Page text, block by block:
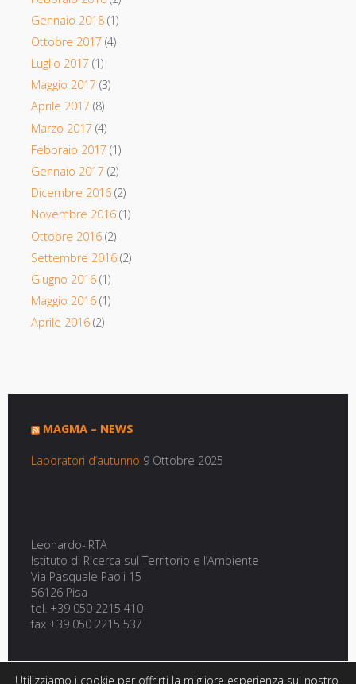
Gennaio 2018(1)
Ottobre 2017 (4)
Luglio 2017 (1)
Maggio 2017 (3)
Aprile 2017 (8)
Marzo 2017 (4)
Febbraio 2017 (1)
Gennaio 2017 (2)
Dicembre 2016(2)
Novembre 2016(1)
Ottobre 2016(2)
Settembre 2016(2)
Giugno 2016(1)
Maggio 2016(1)
Aprile 2016(2)
MAGMA – NEWS
Laboratori d’autunno 9 Ottobre 2025
Leonardo-IRTA
Istituto di Ricerca sul Territorio e l’Ambiente
Via Pasquale Paoli 15
56126 Pisa
tel. +39 050 2215 410
fax +39 050 2215 537
Utilizziamo i cookie per offrirti la migliore esperienza sul nostro